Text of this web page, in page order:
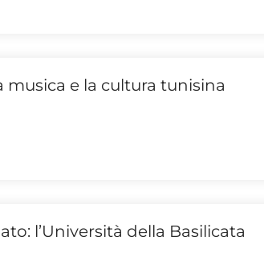
musica e la cultura tunisina
l’Università della Basilicata